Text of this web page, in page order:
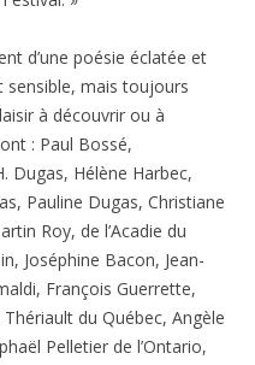
d’une poésie éclatée et
mais toujours
à découvrir ou à
: Paul Bossé,
Dugas, Hélène Harbec,
Pauline Dugas, Christiane
Roy, de l’Acadie du
Joséphine Bacon, Jean-
François Guerrette,
du Québec, Angèle
Pelletier de l’Ontario,